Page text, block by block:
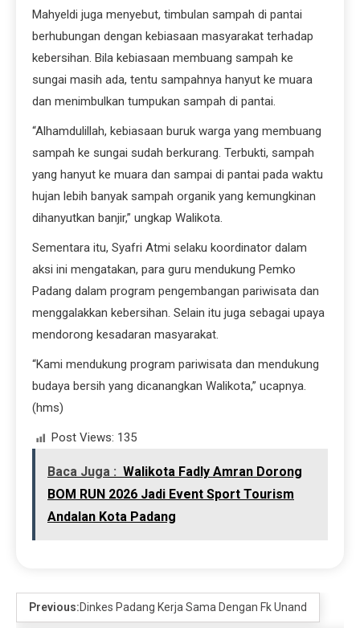
Mahyeldi juga menyebut, timbulan sampah di pantai
berhubungan dengan kebiasaan masyarakat terhadap
kebersihan. Bila kebiasaan membuang sampah ke
sungai masih ada, tentu sampahnya hanyut ke muara
dan menimbulkan tumpukan sampah di pantai.
“Alhamdulillah, kebiasaan buruk warga yang membuang
sampah ke sungai sudah berkurang. Terbukti, sampah
yang hanyut ke muara dan sampai di pantai pada waktu
hujan lebih banyak sampah organik yang kemungkinan
dihanyutkan banjir,” ungkap Walikota.
Sementara itu, Syafri Atmi selaku koordinator dalam
aksi ini mengatakan, para guru mendukung Pemko
Padang dalam program pengembangan pariwisata dan
menggalakkan kebersihan. Selain itu juga sebagai upaya
mendorong kesadaran masyarakat.
“Kami mendukung program pariwisata dan mendukung
budaya bersih yang dicanangkan Walikota,” ucapnya.
(hms)
Post Views: 135
Baca Juga : Walikota Fadly Amran Dorong
BOM RUN 2026 Jadi Event Sport Tourism
Andalan Kota Padang
Previous:Dinkes Padang Kerja Sama Dengan Fk Unand